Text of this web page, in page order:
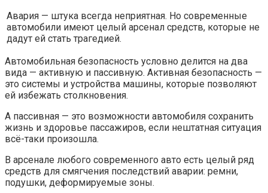
Авария — штука всегда неприятная. Но современные
автомобили имеют целый арсенал средств, которые не
дадут ей стать трагедией.
Автомобильная безопасность условно делится на два
вида — активную и пассивную. Активная безопасность —
это системы и устройства машины, которые позволяют
ей избежать столкновения.
А пассивная — это возможности автомобиля сохранить
жизнь и здоровье пассажиров, если нештатная ситуация
всё-таки произошла.
В арсенале любого современного авто есть целый ряд
средств для смягчения последствий аварии: ремни,
подушки, деформируемые зоны.